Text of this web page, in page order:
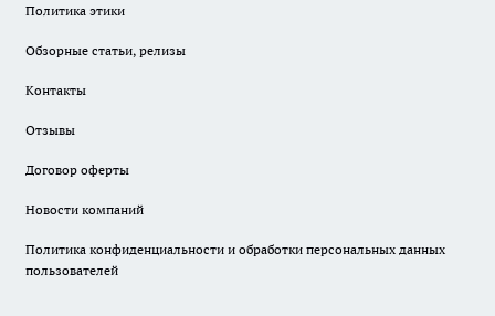
Политика этики
Обзорные статьи, релизы
Контакты
Отзывы
Договор оферты
Новости компаний
Политика конфиденциальности и обработки персональных данных
пользователей